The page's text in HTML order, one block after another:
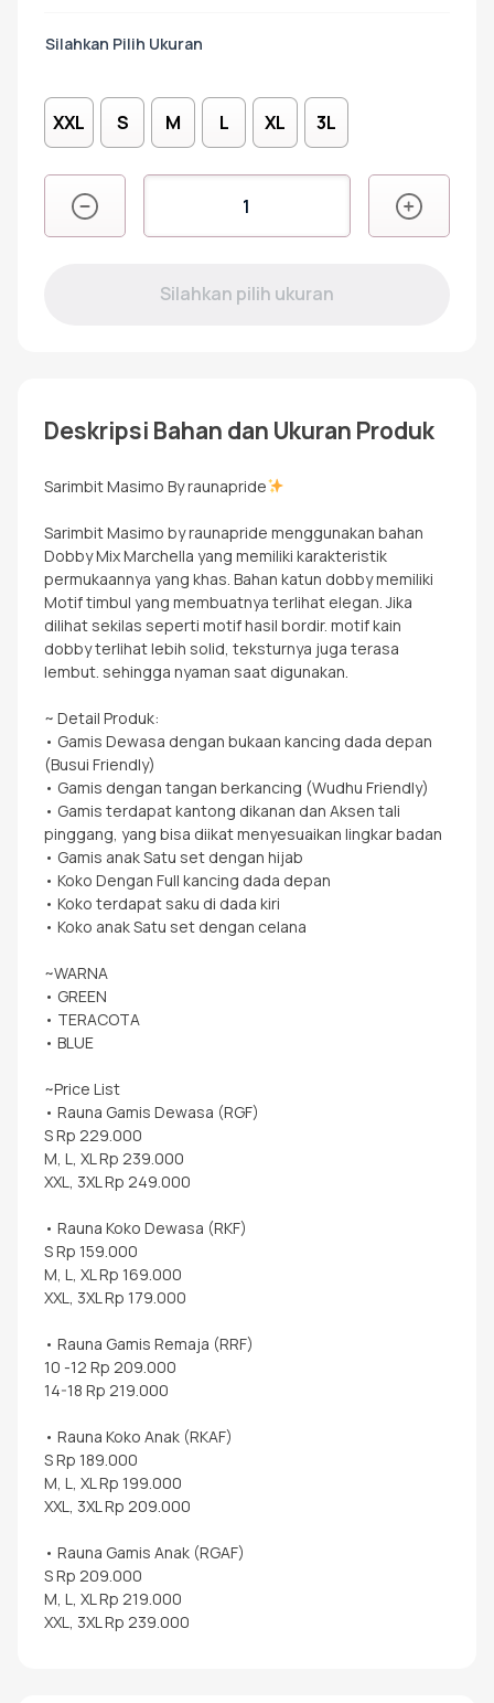
Tunik
Rp239.000
Ukuran
XXL S M L XL 3L
RGAF
Deskripsi Bahan dan Ukuran Produk
Sarimbit Masimo By raunapride
Sarimbit Masimo by raunapride menggunakan bahan
Dobby Mix Marchella yang memiliki karakteristik
permukaannya yang khas. Bahan katun dobby memiliki
Motif timbul yang membuatnya terlihat elegan. Jika
dilihat sekilas seperti motif hasil bordir. motif kain
dobby terlihat lebih solid, teksturnya juga terasa
lembut. sehingga nyaman saat digunakan.
~ Detail Produk:
• Gamis Dewasa dengan bukaan kancing dada depan
(Busui Friendly)
• Gamis dengan tangan berkancing (Wudhu Friendly)
• Gamis terdapat kantong dikanan dan Aksen tali
pinggang, yang bisa diikat menyesuaikan lingkar badan
• Gamis anak Satu set dengan hijab
• Koko Dengan Full kancing dada depan
• Koko terdapat saku di dada kiri
• Koko anak Satu set dengan celana
~WARNA
• GREEN
• TERACOTA
• BLUE
~Price List
• Rauna Gamis Dewasa (RGF)
S Rp 229.000
M, L, XL Rp 239.000
XXL, 3XL Rp 249.000
• Rauna Koko Dewasa (RKF)
S Rp 159.000
M, L, XL Rp 169.000
XXL, 3XL Rp 179.000
• Rauna Gamis Remaja (RRF)
10 -12 Rp 209.000
14-18 Rp 219.000
• Rauna Koko Anak (RKAF)
S Rp 189.000
M, L, XL Rp 199.000
XXL, 3XL Rp 209.000
• Rauna Gamis Anak (RGAF)
S Rp 209.000
M, L, XL Rp 219.000
XXL, 3XL Rp 239.000